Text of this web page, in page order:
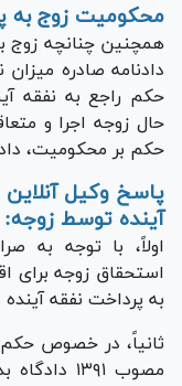
محکومیت زوج به
همچنین چنانچه زوج
دادنامه صادره میزان
حکم راجع به نفقه
حال زوجه اجرا و
حکم بر محکومیت،
پاسخ وکیل
آینده توسط زوجه:
استحقاق زوجه برای
به پرداخت نفقه
مصوب